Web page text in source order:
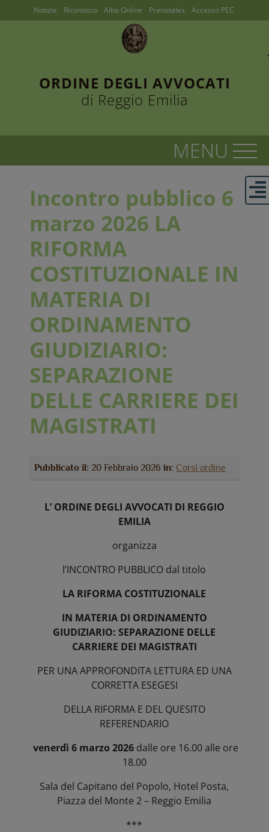
ORDINE DEGLI AVVOCATI
di Reggio Emilia
Notizie Riconosco Albo Online Prenotalex Accesso PEC
Incontro pubblico 6
marzo 2026 LA
RIFORMA
COSTITUZIONALE IN
MATERIA DI
ORDINAMENTO
GIUDIZIARIO:
SEPARAZIONE
DELLE CARRIERE DEI
MAGISTRATI
Pubblicato il: 20 Febbraio 2026in: Corsi ordine
L’ ORDINE DEGLI AVVOCATI DI REGGIO
EMILIA
organizza
l’INCONTRO PUBBLICO dal titolo
LA RIFORMA COSTITUZIONALE
IN MATERIA DI ORDINAMENTO
GIUDIZIARIO: SEPARAZIONE DELLE
CARRIERE DEI MAGISTRATI
PER UNA APPROFONDITA LETTURA ED UNA
CORRETTA ESEGESI
DELLA RIFORMA E DEL QUESITO
REFERENDARIO
venerdì 6 marzo 2026 dalle ore 16.00 alle ore
18.00
Sala del Capitano del Popolo, Hotel Posta,
Piazza del Monte 2 – Reggio Emilia
***